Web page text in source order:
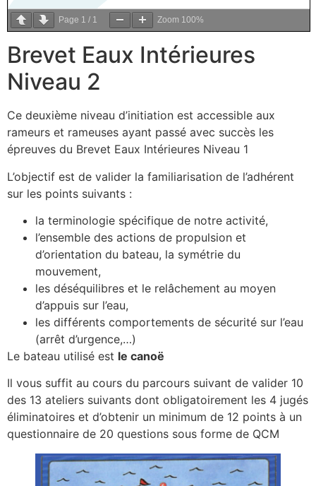
Page 1 / 1 Zoom 100%
Brevet Eaux Intérieures
Niveau 2
Ce deuxième niveau d’initiation est accessible aux
rameurs et rameuses ayant passé avec succès les
épreuves du Brevet Eaux Intérieures Niveau 1
L’objectif est de valider la familiarisation de l’adhérent
sur les points suivants :
la terminologie spécifique de notre activité,
l’ensemble des actions de propulsion et
d’orientation du bateau, la symétrie du
mouvement,
les déséquilibres et le relâchement au moyen
d’appuis sur l’eau,
les différents comportements de sécurité sur l’eau
(arrêt d’urgence,…)
Le bateau utilisé est le canoë
Il vous suffit au cours du parcours suivant de valider 10
des 13 ateliers suivants dont obligatoirement les 4 jugés
éliminatoires et d’obtenir un minimum de 12 points à un
questionnaire de 20 questions sous forme de QCM